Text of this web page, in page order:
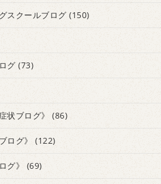
スクールブログ(150)
グ(73)
状ブログ》 (86)
ログ》 (122)
グ》 (69)